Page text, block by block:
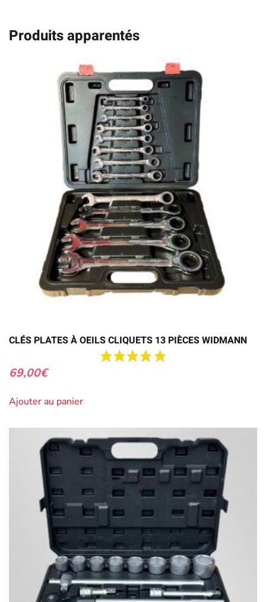
Produits apparentés
CLÉS PLATES À OEILS CLIQUETS 13 PIÈCES WIDMANN
69,00€
Ajouter au panier